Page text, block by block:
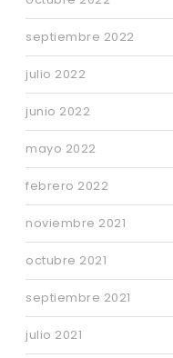
septiembre 2022
julio 2022
junio 2022
mayo 2022
febrero 2022
noviembre 2021
octubre 2021
septiembre 2021
julio 2021